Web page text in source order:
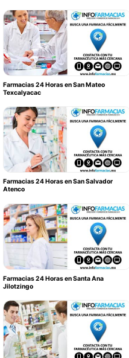
Farmacias 24 Horas en San Mateo
Texcalyacac
Farmacias 24 Horas en San Salvador
Atenco
Farmacias 24 Horas en Santa Ana
Jilotzingo